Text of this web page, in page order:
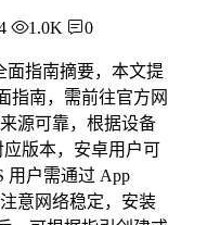
1.0K 0
面指南摘要，本文提
指南，需前往官方网
源可靠，根据设备
版本，安卓用户可
用户需通过 App
意网络稳定，安装